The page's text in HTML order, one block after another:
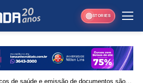
STORIES
de saúde e emissão de documentos são